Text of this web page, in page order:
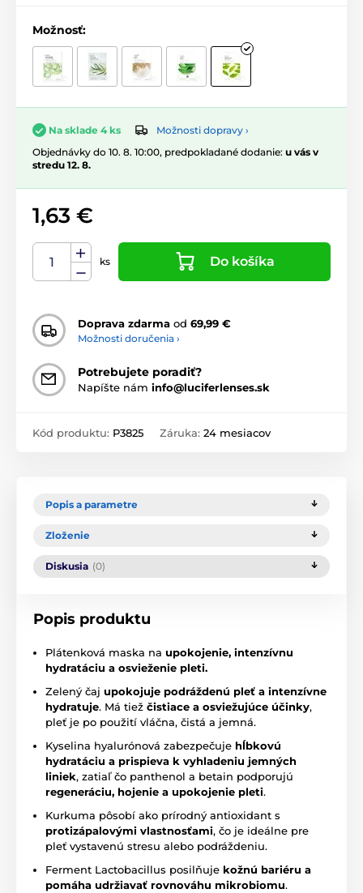
Možnosť:
Na sklade 4 ks
Možnosti dopravy ›
Objednávky do 10. 8. 10:00, predpokladané dodanie: u vás v
stredu 12. 8.
1,63 €
ks Do košíka
Doprava zdarma od 69,99 €
Možnosti doručenia ›
Potrebujete poradiť?
Napíšte nám info@luciferlenses.sk
Kód produktu: P3825 Záruka: 24 mesiacov
Popis a parametre
Zloženie
Diskusia (0)
Popis produktu
Plátenková maska na upokojenie, intenzívnu
hydratáciu a osvieženie pleti.
Zelený čaj upokojuje podráždenú pleť a intenzívne
hydratuje. Má tiež čistiace a osviežujúce účinky,
pleť je po použití vláčna, čistá a jemná.
Kyselina hyalurónová zabezpečuje hĺbkovú
hydratáciu a prispieva k vyhladeniu jemných
liniek, zatiaľ čo panthenol a betain podporujú
regeneráciu, hojenie a upokojenie pleti.
Kurkuma pôsobí ako prírodný antioxidant s
protizápalovými vlastnosťami, čo je ideálne pre
pleť vystavenú stresu alebo podráždeniu.
Ferment Lactobacillus posilňuje kožnú bariéru a
pomáha udržiavať rovnováhu mikrobiomu.